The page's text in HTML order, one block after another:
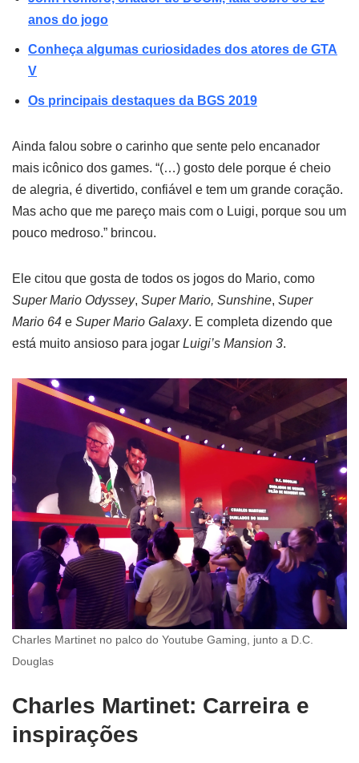
anos do jogo
Conheça algumas curiosidades dos atores de GTA
V
Os principais destaques da BGS 2019
Ainda falou sobre o carinho que sente pelo encanador
mais icônico dos games. “(…) gosto dele porque é cheio
de alegria, é divertido, confiável e tem um grande coração.
Mas acho que me pareço mais com o Luigi, porque sou um
pouco medroso.” brincou.
Ele citou que gosta de todos os jogos do Mario, como
Super Mario Odyssey, Super Mario, Sunshine, Super
Mario 64 e Super Mario Galaxy. E completa dizendo que
está muito ansioso para jogar Luigi’s Mansion 3.
Charles Martinet no palco do Youtube Gaming, junto a D.C.
Douglas
Charles Martinet: Carreira e
inspirações